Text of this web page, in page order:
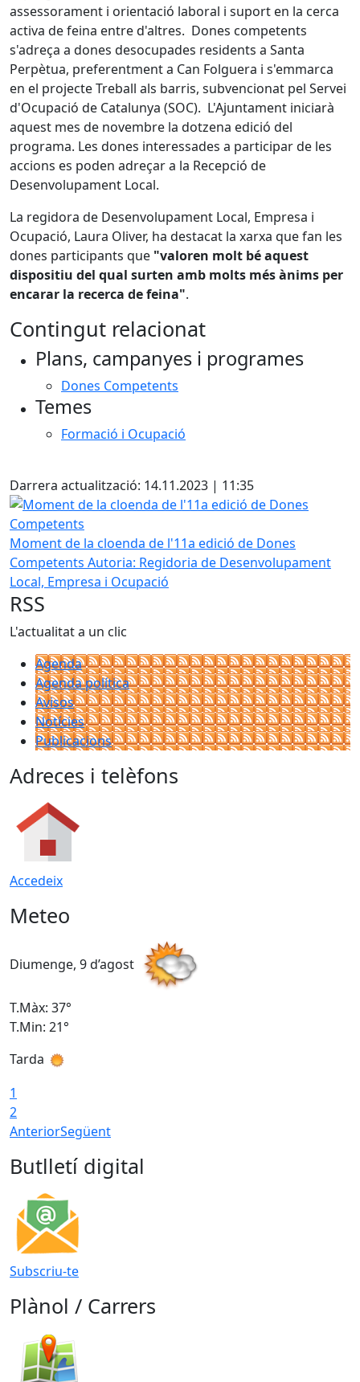
assessorament i orientació laboral i suport en la cerca
activa de feina entre d'altres. Dones competents
s'adreça a dones desocupades residents a Santa
Perpètua, preferentment a Can Folguera i s'emmarca
en el projecte Treball als barris, subvencionat pel Servei
d'Ocupació de Catalunya (SOC). L'Ajuntament iniciarà
aquest mes de novembre la dotzena edició del
programa. Les dones interessades a participar de les
accions es poden adreçar a la Recepció de
Desenvolupament Local.
La regidora de Desenvolupament Local, Empresa i
Ocupació, Laura Oliver, ha destacat la xarxa que fan les
dones participants que "valoren molt bé aquest
dispositiu del qual surten amb molts més ànims per
encarar la recerca de feina".
Contingut relacionat
Plans, campanyes i programes
Dones Competents
Temes
Formació i Ocupació
Darrera actualització: 14.11.2023 | 11:35
Moment de la cloenda de l'11a edició de Dones
Moment de la cloenda de l'11a edició de Dones
Competents Autoria: Regidoria de Desenvolupament
Local, Empresa i Ocupació
RSS
L'actualitat a un clic
Agenda
Agenda política
Avisos
Notícies
Publicacions
Adreces i telèfons
Accedeix
Meteo
Diumenge, 9 d’agost
T.Màx: 37°
T.Min: 21°
Tarda
1
2
AnteriorSegüent
Butlletí digital
Subscriu-te
Plànol / Carrers